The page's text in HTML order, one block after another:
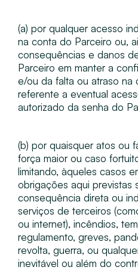
(a) por qualquer acesso
na conta do Parceiro ou,
consequências e danos
Parceiro em manter a
e/ou da falta ou atraso na
referente a eventual
autorizado da senha do
(b) por quaisquer atos ou
força maior ou caso
limitando, àqueles casos
obrigações aqui previstas
consequência direta ou
serviços de terceiros
ou internet), incêndios,
regulamento, greves,
revolta, guerra, ou
inevitável ou além do